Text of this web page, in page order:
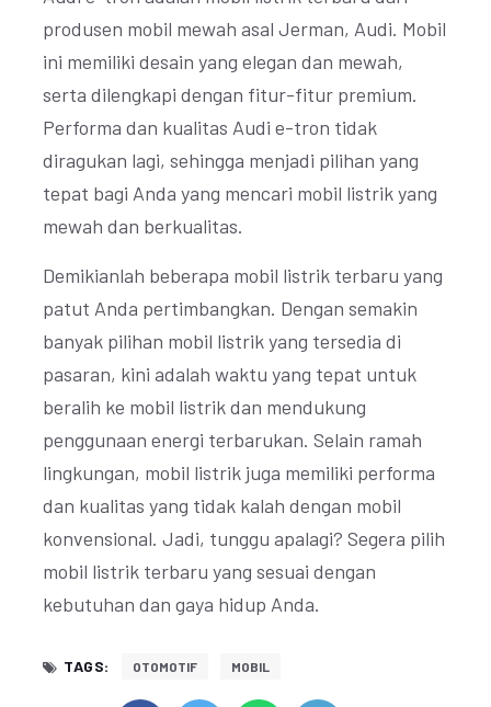
produsen mobil mewah asal Jerman, Audi. Mobil
ini memiliki desain yang elegan dan mewah,
serta dilengkapi dengan fitur-fitur premium.
Performa dan kualitas Audi e-tron tidak
diragukan lagi, sehingga menjadi pilihan yang
tepat bagi Anda yang mencari mobil listrik yang
mewah dan berkualitas.
Demikianlah beberapa mobil listrik terbaru yang
patut Anda pertimbangkan. Dengan semakin
banyak pilihan mobil listrik yang tersedia di
pasaran, kini adalah waktu yang tepat untuk
beralih ke mobil listrik dan mendukung
penggunaan energi terbarukan. Selain ramah
lingkungan, mobil listrik juga memiliki performa
dan kualitas yang tidak kalah dengan mobil
konvensional. Jadi, tunggu apalagi? Segera pilih
mobil listrik terbaru yang sesuai dengan
kebutuhan dan gaya hidup Anda.
TAGS: OTOMOTIF MOBIL